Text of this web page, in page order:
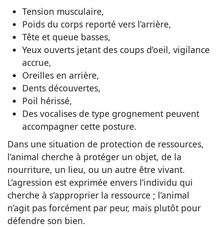
Tension musculaire,
Poids du corps reporté vers l’arrière,
Tête et queue basses,
Yeux ouverts jetant des coups d’oeil, vigilance
accrue,
Oreilles en arrière,
Dents découvertes,
Poil hérissé,
Des vocalises de type grognement peuvent
accompagner cette posture.
Dans une situation de protection de ressources,
l’animal cherche à protéger un objet, de la
nourriture, un lieu, ou un autre être vivant.
L’agression est exprimée envers l’individu qui
cherche à s’approprier la ressource ; l’animal
n’agit pas forcément par peur, mais plutôt pour
défendre son bien.